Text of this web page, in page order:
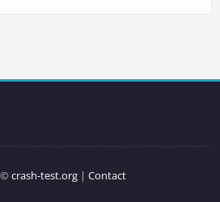
©crash-test.org | Contact